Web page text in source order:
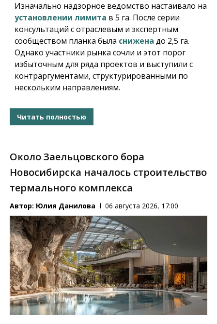
Изначально надзорное ведомство настаивало на
установлении лимита в 5 га. После серии
консультаций с отраслевым и экспертным
сообществом планка была снижена до 2,5 га.
Однако участники рынка сочли и этот порог
избыточным для ряда проектов и выступили с
контраргументами, структурированными по
нескольким направлениям.
Читать полностью
Около Заельцовского бора
Новосибирска началось строительство
термального комплекса
Автор: Юлия Данилова 06 августа 2026, 17:00